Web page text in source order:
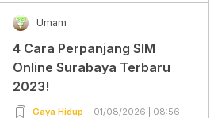
Umam
4 Cara Perpanjang SIM
Online Surabaya Terbaru
2023!
Gaya Hidup 01/08/2026 | 08:56